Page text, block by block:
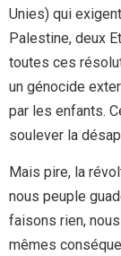
Unies) qui
Palestine, deux
toutes ces
un génocide
par les enfants.
soulever la
Mais pire, la
nous peuple
faisons rien,
mêmes